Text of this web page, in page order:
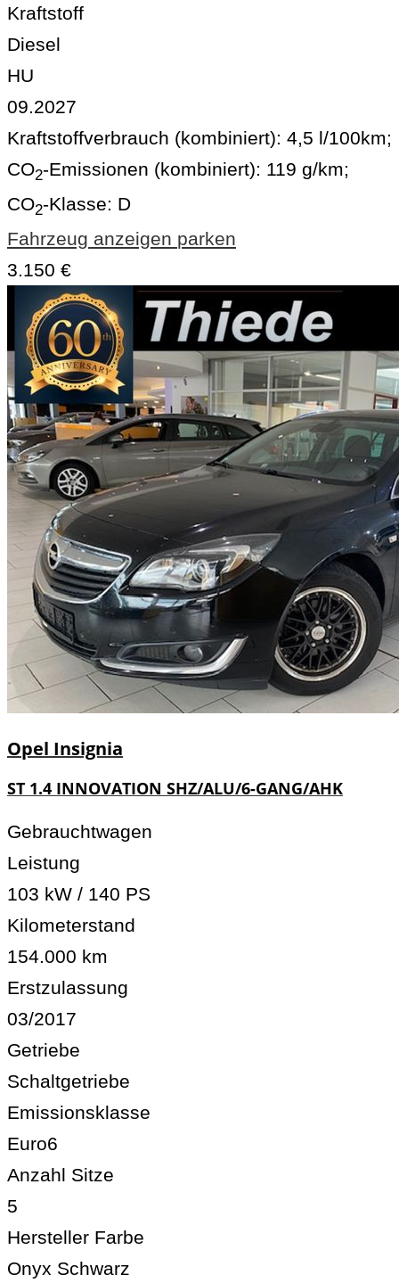
Kraftstoff
Diesel
HU
09.2027
Kraftstoffverbrauch (kombiniert): 4,5 l/100km;
CO2-Emissionen (kombiniert): 119 g/km;
CO2-Klasse: D
Fahrzeug anzeigen parken
3.150 €
Opel Insignia
ST 1.4 INNOVATION SHZ/ALU/6-GANG/AHK
Gebrauchtwagen
Leistung
103 kW / 140 PS
Kilometerstand
154.000 km
Erstzulassung
03/2017
Getriebe
Schaltgetriebe
Emissionsklasse
Euro6
Anzahl Sitze
5
Hersteller Farbe
Onyx Schwarz